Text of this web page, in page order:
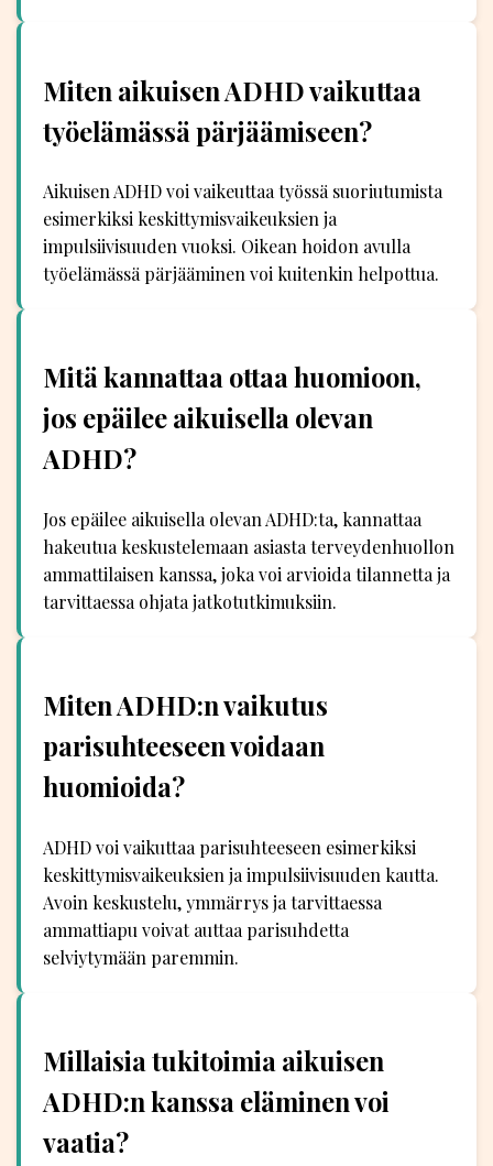
Miten aikuisen ADHD vaikuttaa
työelämässä pärjäämiseen?
Aikuisen ADHD voi vaikeuttaa työssä suoriutumista
esimerkiksi keskittymisvaikeuksien ja
impulsiivisuuden vuoksi. Oikean hoidon avulla
työelämässä pärjääminen voi kuitenkin helpottua.
Mitä kannattaa ottaa huomioon,
jos epäilee aikuisella olevan
ADHD?
Jos epäilee aikuisella olevan ADHD:ta, kannattaa
hakeutua keskustelemaan asiasta terveydenhuollon
ammattilaisen kanssa, joka voi arvioida tilannetta ja
tarvittaessa ohjata jatkotutkimuksiin.
Miten ADHD:n vaikutus
parisuhteeseen voidaan
huomioida?
ADHD voi vaikuttaa parisuhteeseen esimerkiksi
keskittymisvaikeuksien ja impulsiivisuuden kautta.
Avoin keskustelu, ymmärrys ja tarvittaessa
ammattiapu voivat auttaa parisuhdetta
selviytymään paremmin.
Millaisia tukitoimia aikuisen
ADHD:n kanssa eläminen voi
vaatia?